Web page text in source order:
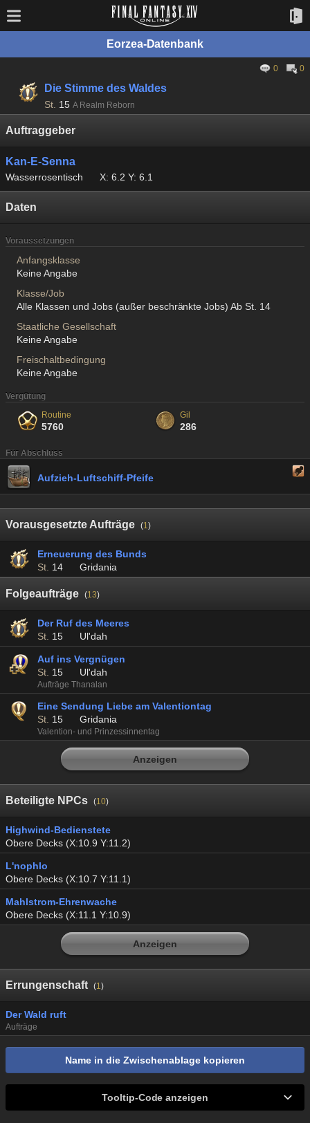
Eorzea-Datenbank
0 0
Die Stimme des Waldes
St. 15 A Realm Reborn
Auftraggeber
Kan-E-Senna
Wasserrosentisch X: 6.2 Y: 6.1
Daten
Voraussetzungen
Anfangsklasse
Keine Angabe
Klasse/Job
Alle Klassen und Jobs (außer beschränkte Jobs) Ab St. 14
Staatliche Gesellschaft
Keine Angabe
Freischaltbedingung
Keine Angabe
Vergütung
Routine
5760
Gil
286
Für Abschluss
Aufzieh-Luftschiff-Pfeife
Vorausgesetzte Aufträge (1)
Erneuerung des Bunds
St. 14 Gridania
Folgeaufträge (13)
Der Ruf des Meeres
St. 15 Ul'dah
Auf ins Vergnügen
St. 15 Ul'dah
Aufträge Thanalan
Eine Sendung Liebe am Valentiontag
St. 15 Gridania
Valention- und Prinzessinnentag
Anzeigen
Beteiligte NPCs (10)
Highwind-Bedienstete
Obere Decks (X:10.9 Y:11.2)
L'nophlo
Obere Decks (X:10.7 Y:11.1)
Mahlstrom-Ehrenwache
Obere Decks (X:11.1 Y:10.9)
Anzeigen
Errungenschaft (1)
Der Wald ruft
Aufträge
Name in die Zwischenablage kopieren
Tooltip-Code anzeigen